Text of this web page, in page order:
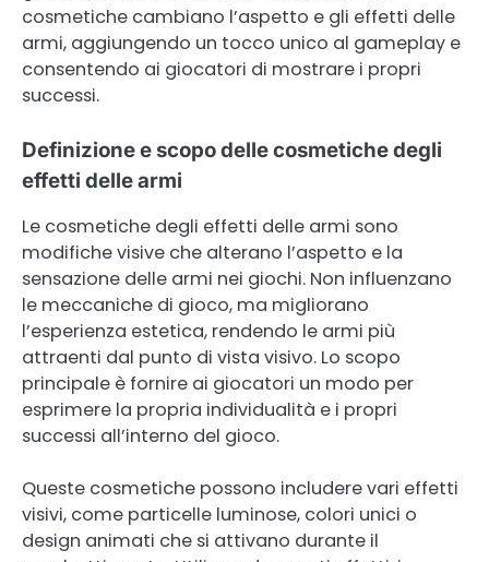
cosmetiche cambiano l’aspetto e gli effetti delle
armi, aggiungendo un tocco unico al gameplay e
consentendo ai giocatori di mostrare i propri
successi.
Definizione e scopo delle cosmetiche degli
effetti delle armi
Le cosmetiche degli effetti delle armi sono
modifiche visive che alterano l’aspetto e la
sensazione delle armi nei giochi. Non influenzano
le meccaniche di gioco, ma migliorano
l’esperienza estetica, rendendo le armi più
attraenti dal punto di vista visivo. Lo scopo
principale è fornire ai giocatori un modo per
esprimere la propria individualità e i propri
successi all’interno del gioco.
Queste cosmetiche possono includere vari effetti
visivi, come particelle luminose, colori unici o
design animati che si attivano durante il